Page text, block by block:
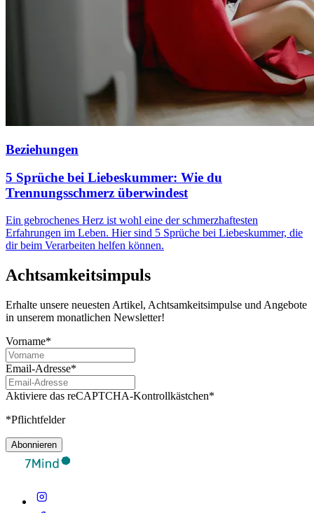
Beziehungen
5 Sprüche bei Liebeskummer: Wie du
Trennungsschmerz überwindest
Ein gebrochenes Herz ist wohl eine der schmerzhaftesten
Erfahrungen im Leben. Hier sind 5 Sprüche bei Liebeskummer, die
dir beim Verarbeiten helfen können.
Achtsamkeitsimpuls
Erhalte unsere neuesten Artikel, Achtsamkeitsimpulse und Angebote
in unserem monatlichen Newsletter!
Vorname*
Email-Adresse*
Aktiviere das reCAPTCHA-Kontrollkästchen*
*Pflichtfelder
Abonnieren